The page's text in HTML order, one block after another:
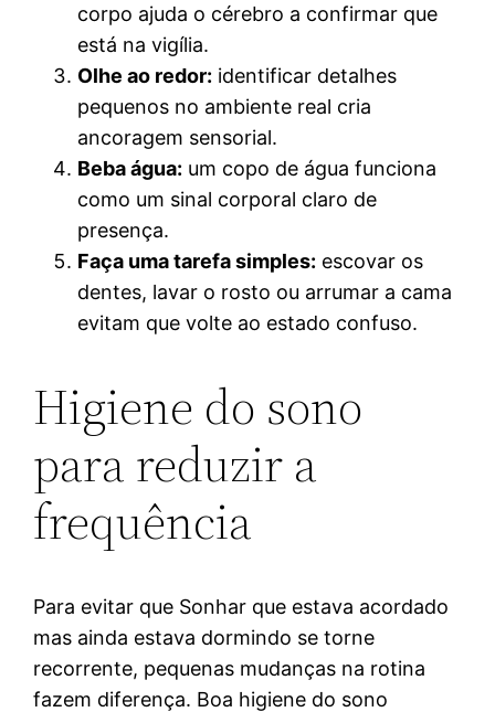
corpo ajuda o cérebro a confirmar que
está na vigília.
Olhe ao redor: identificar detalhes
pequenos no ambiente real cria
ancoragem sensorial.
Beba água: um copo de água funciona
como um sinal corporal claro de
presença.
Faça uma tarefa simples: escovar os
dentes, lavar o rosto ou arrumar a cama
evitam que volte ao estado confuso.
Higiene do sono
para reduzir a
frequência
Para evitar que Sonhar que estava acordado
mas ainda estava dormindo se torne
recorrente, pequenas mudanças na rotina
fazem diferença. Boa higiene do sono